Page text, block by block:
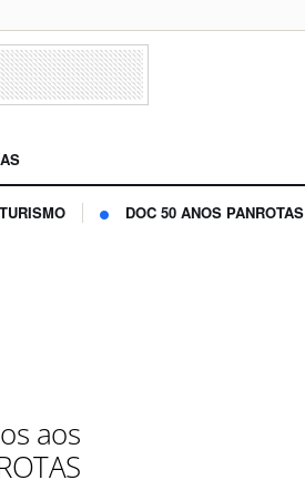
DOC 50 ANOS PANROTAS
aos